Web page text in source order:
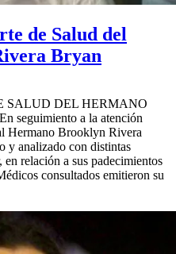
de Salud del
Bryan
SALUD DEL HERMANO
seguimiento a la atención
Hermano Brooklyn Rivera
y analizado con distintas
relación a sus padecimientos
consultados emitieron su